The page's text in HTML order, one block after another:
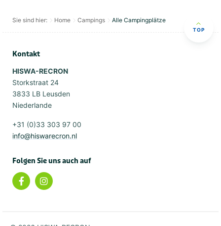
Sie sind hier: Home Campings Alle Campingplätze
TOP
Kontakt
HISWA-RECRON
Storkstraat 24
3833 LB Leusden
Niederlande
+31 (0)33 303 97 00
info@hiswarecron.nl
Folgen Sie uns auch auf